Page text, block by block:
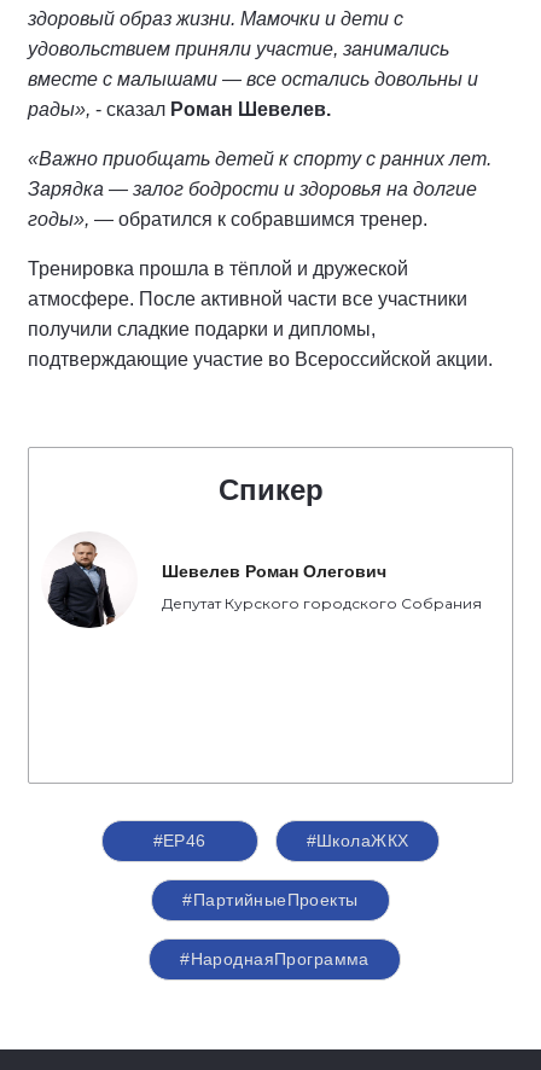
здоровый образ жизни. Мамочки и дети с
удовольствием приняли участие, занимались
вместе с малышами — все остались довольны и
рады», - сказал Роман Шевелев.
«Важно приобщать детей к спорту с ранних лет.
Зарядка — залог бодрости и здоровья на долгие
годы», — обратился к собравшимся тренер.
Тренировка прошла в тёплой и дружеской
атмосфере. После активной части все участники
получили сладкие подарки и дипломы,
подтверждающие участие во Всероссийской акции.
Спикер
Шевелев Роман Олегович
Депутат Курского городского Собрания
#ЕР46 #ШколаЖКХ
#ПартийныеПроекты
#НароднаяПрограмма